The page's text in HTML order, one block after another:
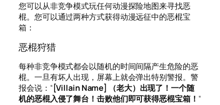
您可以从非竞争模式玩任何动漫探险地图来寻找恶
棍。您可以通过两种方式获得动漫远征中的恶棍宝
箱：
恶棍狩猎
每种非竞争模式都会以随机的时间间隔产生危险的恶
棍。一旦有坏人出现，屏幕上就会弹出特别警报。警
报会说：“ [Villain Name] （老大）出现了！一个随
机的恶棍入侵了舞台！击败他们即可获得恶棍宝箱！ “